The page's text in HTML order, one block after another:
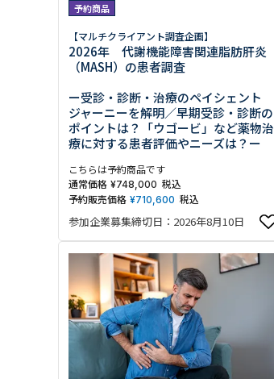
予約商品
【マルチクライアント調査企画】
2026年 代謝機能障害関連脂肪肝炎
（MASH）の患者調査
ー受診・診断・治療のペイシェント
ジャーニーを解明／早期受診・診断の
ポイントは？「ウゴービ」など薬物治
療に対する患者評価やニーズは？ー
こちらは予約商品です
通常価格 ¥748,000 税込
予約販売価格 ¥710,600 税込
参加企業募集締切日：2026年8月10日